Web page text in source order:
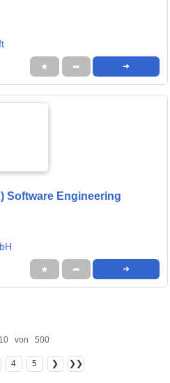
★ ➦ ➜
Software Engineering
★ ➦ ➜
von 500
4 5 ❯ ❯❯